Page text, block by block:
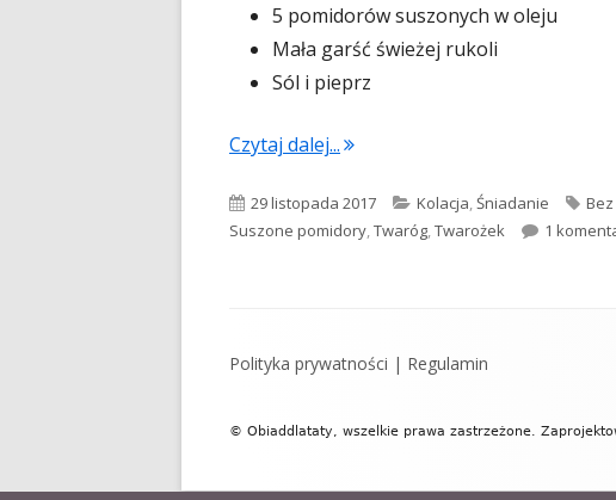
5 pomidorów suszonych w oleju
Mała garść świeżej rukoli
Sól i pieprz
Czytaj dalej..."Twarożek z siekaną rukolą i
Opublikowano
29 listopada 2017 Kategorie
Kolacja,Śniadanie Tagi
Suszone pomidory,Twaróg,Twarożek 1
stopki
Polityka prywatności | Regulamin
© Obiaddlataty, wszelkie prawa zastrzeżone.